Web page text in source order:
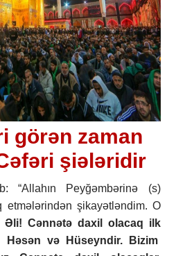
görən zaman
şiələridir
“Allahın Peyğəmbərinə (s)
etmələrindən şikayətləndim. O
Əli! Cənnətə daxil olacaq ilk
və Hüseyndir. Bizim